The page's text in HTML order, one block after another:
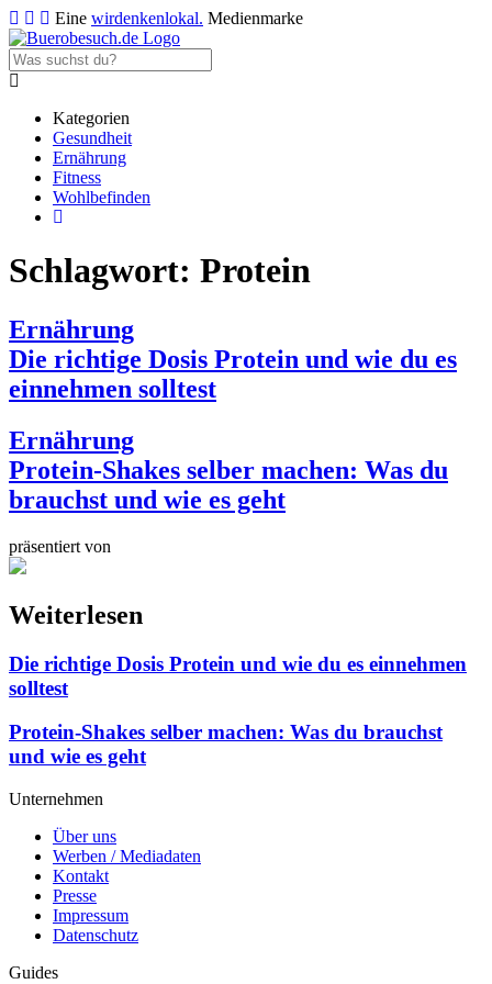
Eine wirdenkenlokal. Medienmarke
Kategorien
Gesundheit
Ernährung
Fitness
Wohlbefinden
Schlagwort: Protein
Ernährung
Die richtige Dosis Protein und wie du es
einnehmen solltest
Ernährung
Protein-Shakes selber machen: Was du
brauchst und wie es geht
präsentiert von
Weiterlesen
Die richtige Dosis Protein und wie du es einnehmen
solltest
Protein-Shakes selber machen: Was du brauchst
und wie es geht
Unternehmen
Über uns
Werben / Mediadaten
Kontakt
Presse
Impressum
Datenschutz
Guides